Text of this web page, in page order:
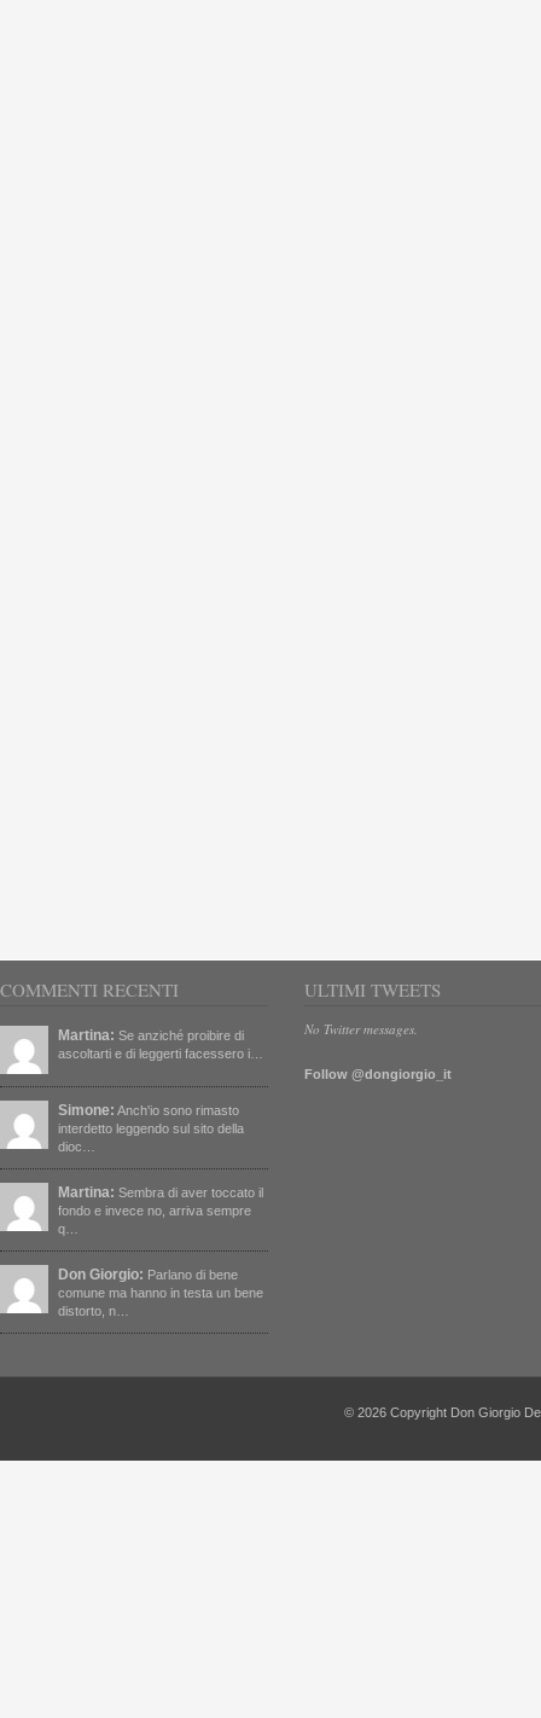
COMMENTI RECENTI
Martina: Se anziché proibire di
ascoltarti e di leggerti facessero i…
Simone: Anch'io sono rimasto
interdetto leggendo sul sito della
dioc…
Martina: Sembra di aver toccato il
fondo e invece no, arriva sempre
q…
Don Giorgio: Parlano di bene
comune ma hanno in testa un bene
distorto, n…
ULTIMI TWEETS
No Twitter messages.
Follow @dongiorgio_it
© 2026 Copyright Don Giorgio